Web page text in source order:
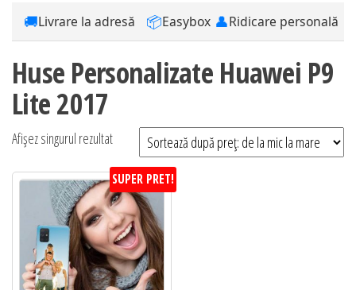
🚚Livrare la adresă 📦Easybox 👤Ridicare personală
Huse Personalizate Huawei P9
Lite 2017
Afișez singurul rezultat
SUPER PRET!